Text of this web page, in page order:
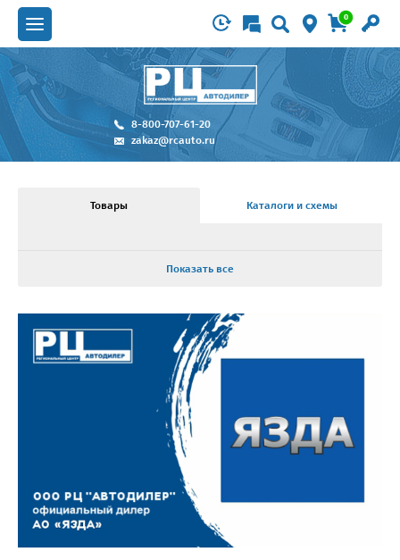
0
8-800-707-61-20
zakaz@rcauto.ru
Товары Каталоги и схемы
Показать все